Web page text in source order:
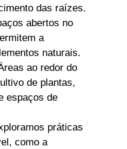
das raízes.
abertos no
a
naturais.
ao redor do
de plantas,
espaços de
práticas
como a